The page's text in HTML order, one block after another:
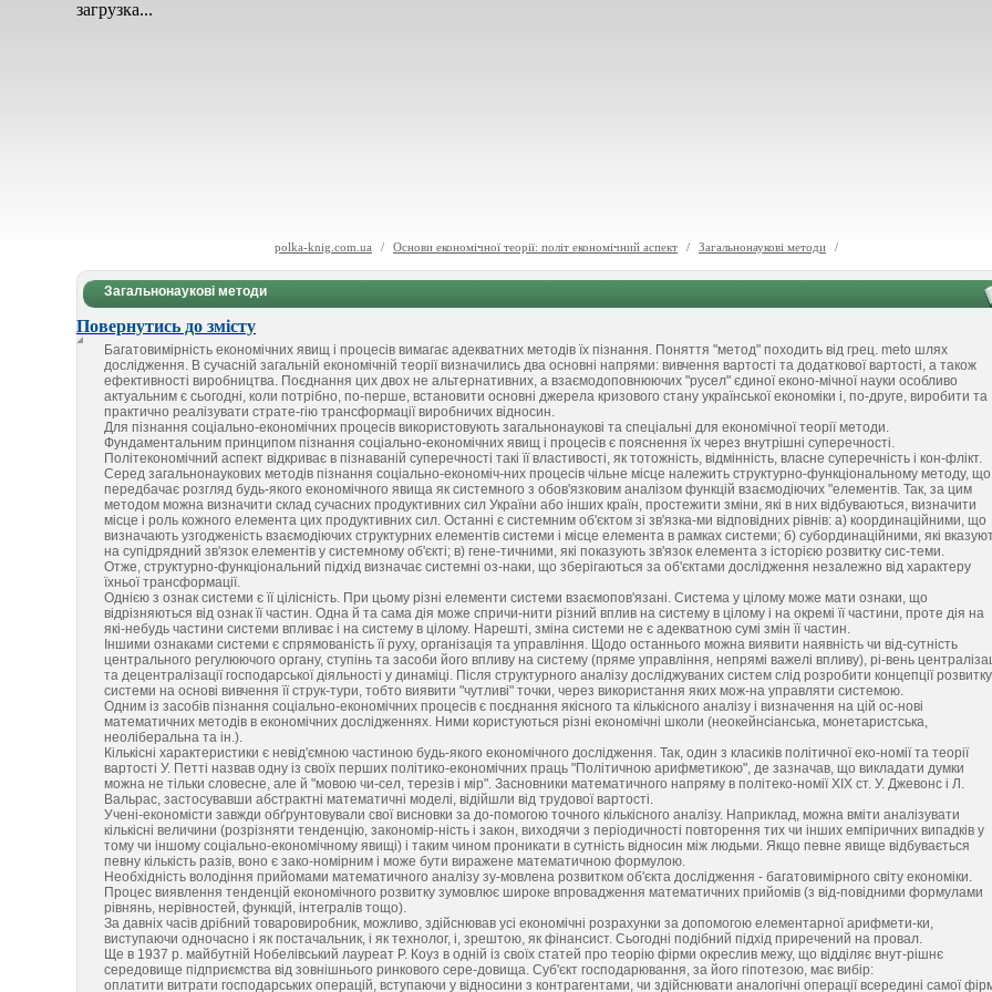
загрузка...
polka-knig.com.ua / Основи економічної теорії: політ економічний аспект / Загальнонаукові методи /
Загальнонаукові методи
Повернутись до змісту
Багатовимірність економічних явищ і процесів вимагає адекватних методів їх пізнання. Поняття "метод" походить від грец. meto шлях
дослідження. В сучасній загальній економічній теорії визначились два основні напрями: вивчення вартості та додаткової вартості, а також
ефективності виробництва. Поєднання цих двох не альтернативних, а взаємодоповнюючих "русел" єдиної еконо-мічної науки особливо
актуальним є сьогодні, коли потрібно, по-перше, встановити основні джерела кризового стану української економіки і, по-друге, виробити та
практично реалізувати страте-гію трансформації виробничих відносин.
Для пізнання соціально-економічних процесів використовують загальнонаукові та спеціальні для економічної теорії методи.
Фундаментальним принципом пізнання соціально-економічних явищ і процесів є пояснення їх через внутрішні суперечності.
Політекономічний аспект відкриває в пізнаваній суперечності такі її властивості, як тотожність, відмінність, власне суперечність і кон-флікт.
Серед загальнонаукових методів пізнання соціально-економіч-них процесів чільне місце належить структурно-функціональному методу, що
передбачає розгляд будь-якого економічного явища як системного з обов'язковим аналізом функцій взаємодіючих "елементів. Так, за цим
методом можна визначити склад сучасних продуктивних сил України або інших країн, простежити зміни, які в них відбуваються, визначити
місце і роль кожного елемента цих продуктивних сил. Останні є системним об'єктом зі зв'язка-ми відповідних рівнів: а) координаційними, що
визначають узгодженість взаємодіючих структурних елементів системи і місце елемента в рамках системи; б) субординаційними, які
на супідрядний зв'язок елементів у системному об'єкті; в) гене-тичними, які показують зв'язок елемента з історією розвитку сис-теми.
Отже, структурно-функціональний підхід визначає системні оз-наки, що зберігаються за об'єктами дослідження незалежно від характеру
їхньої трансформації.
Однією з ознак системи є її цілісність. При цьому різні елементи системи взаємопов'язані. Система у цілому може мати ознаки, що
відрізняються від ознак її частин. Одна й та сама дія може спричи-нити різний вплив на систему в цілому і на окремі її частини, проте дія на
які-небудь частини системи впливає і на систему в цілому. Нарешті, зміна системи не є адекватною сумі змін її частин.
Іншими ознаками системи є спрямованість її руху, організація та управління. Щодо останнього можна виявити наявність чи від-сутність
центрального регулюючого органу, ступінь та засоби його впливу на систему (пряме управління, непрямі важелі впливу), рі-вень
та децентралізації господарської діяльності у динаміці. Після структурного аналізу досліджуваних систем слід розробити концепції розвитку
системи на основі вивчення її струк-тури, тобто виявити "чутливі" точки, через використання яких мож-на управляти системою.
Одним із засобів пізнання соціально-економічних процесів є поєднання якісного та кількісного аналізу і визначення на цій ос-нові
математичних методів в економічних дослідженнях. Ними користуються різні економічні школи (неокейнсіанська, монетаристська,
неоліберальна та ін.).
Кількісні характеристики є невід'ємною частиною будь-якого економічного дослідження. Так, один з класиків політичної еко-номії та теорії
вартості У. Петті назвав одну із своїх перших політико-економічних праць "Політичною арифметикою", де зазначав, що викладати думки
можна не тільки словесне, але й "мовою чи-сел, терезів і мір". Засновники математичного напряму в політеко-номії XIX ст. У. Джевонс і Л.
Вальрас, застосувавши абстрактні математичні моделі, відійшли від трудової вартості.
Учені-економісти завжди обґрунтовували свої висновки за до-помогою точного кількісного аналізу. Наприклад, можна вміти аналізувати
кількісні величини (розрізняти тенденцію, закономір-ність і закон, виходячи з періодичності повторення тих чи інших емпіричних випадків у
тому чи іншому соціально-економічному явищі) і таким чином проникати в сутність відносин між людьми. Якщо певне явище відбувається
певну кількість разів, воно є зако-номірним і може бути виражене математичною формулою.
Необхідність володіння прийомами математичного аналізу зу-мовлена розвитком об'єкта дослідження - багатовимірного світу економіки.
Процес виявлення тенденцій економічного розвитку зумовлює широке впровадження математичних прийомів (з від-повідними формулами
рівнянь, нерівностей, функцій, інтегралів тощо).
За давніх часів дрібний товаровиробник, можливо, здійснював усі економічні розрахунки за допомогою елементарної арифмети-ки,
виступаючи одночасно і як постачальник, і як технолог, і, зрештою, як фінансист. Сьогодні подібний підхід приречений на провал.
Ще в 1937 р. майбутній Нобелівський лауреат Р. Коуз в одній із своїх статей про теорію фірми окреслив межу, що відділяє внут-рішнє
середовище підприємства від зовнішнього ринкового сере-довища. Суб'єкт господарювання, за його гіпотезою, має вибір:
оплатити витрати господарських операцій, вступаючи у відносини з контрагентами, чи здійснювати аналогічні операції всередині самої